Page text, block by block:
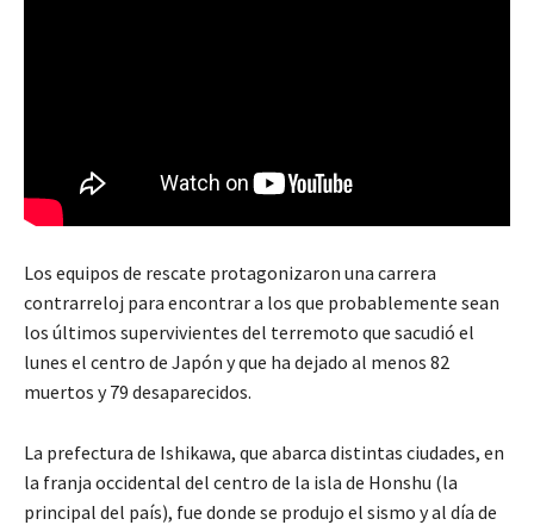
Los equipos de rescate protagonizaron una carrera
contrarreloj para encontrar a los que probablemente sean
los últimos supervivientes del terremoto que sacudió el
lunes el centro de Japón y que ha dejado al menos 82
muertos y 79 desaparecidos.
La prefectura de Ishikawa, que abarca distintas ciudades, en
la franja occidental del centro de la isla de Honshu (la
principal del país), fue donde se produjo el sismo y al día de